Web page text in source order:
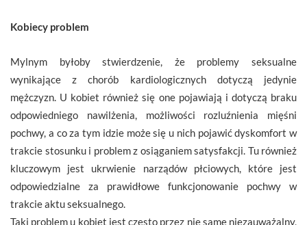
Kobiecy problem
Mylnym byłoby stwierdzenie, że problemy seksualne
wynikające z chorób kardiologicznych dotyczą jedynie
mężczyzn. U kobiet również się one pojawiają i dotyczą braku
odpowiedniego nawilżenia, możliwości rozluźnienia mięśni
pochwy, a co za tym idzie może się u nich pojawić dyskomfort w
trakcie stosunku i problem z osiąganiem satysfakcji. Tu również
kluczowym jest ukrwienie narządów płciowych, które jest
odpowiedzialne za prawidłowe funkcjonowanie pochwy w
trakcie aktu seksualnego.
Taki problem u kobiet jest często przez nie same niezauważalny,